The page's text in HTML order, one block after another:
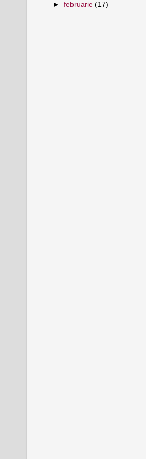
►februarie(17)